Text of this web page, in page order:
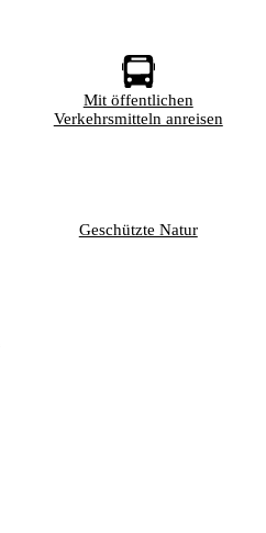
Mit öffentlichen
Verkehrsmitteln anreisen
Geschützte Natur